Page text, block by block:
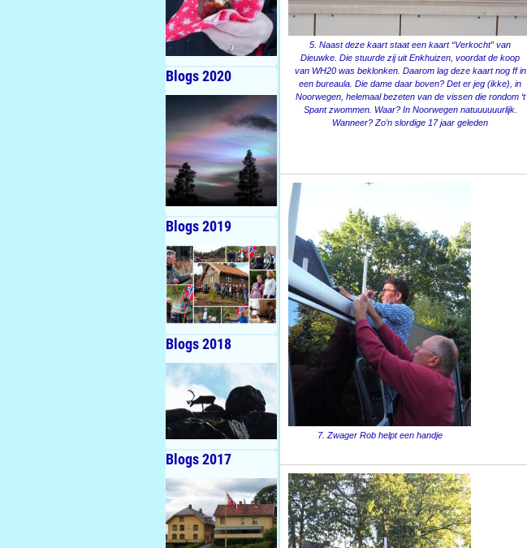
5. Naast deze kaart staat een kaart “Verkocht” van
Dieuwke. Die stuurde zij uit Enkhuizen, voordat de koop
van WH20 was beklonken. Daarom lag deze kaart nog ff in
een bureaula. Die dame daar boven? Det er jeg (ikke), in
Noorwegen, helemaal bezeten van de vissen die rondom ‘t
Spant zwommen. Waar? In Noorwegen natuuuuuurlijk.
Wanneer? Zo’n slordige 17 jaar geleden
7. Zwager Rob helpt een handje
Blogs 2020
Blogs 2019
Blogs 2018
Blogs 2017